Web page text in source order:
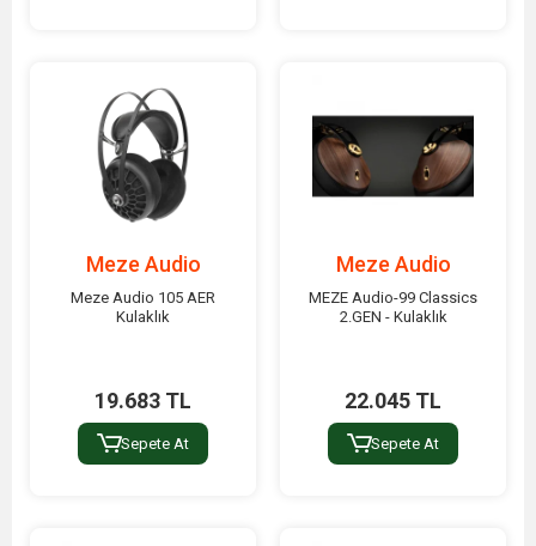
Meze Audio
Meze Audio 105 AER
Kulaklık
19.683 TL
Sepete At
Meze Audio
MEZE Audio-99 Classics
2.GEN - Kulaklık
22.045 TL
Sepete At